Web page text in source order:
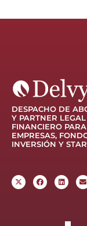
DESPACHO DE
Y PARTNER
FINANCIERO PARA
EMPRESAS,
INVERSIÓN Y